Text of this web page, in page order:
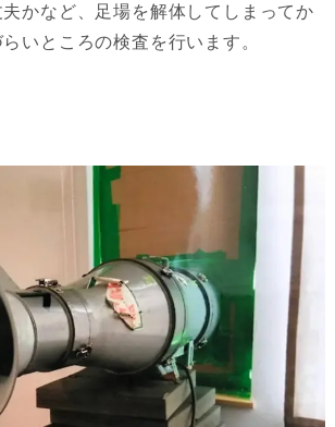
かなど、足場を解体してしまってか
いところの検査を行います。